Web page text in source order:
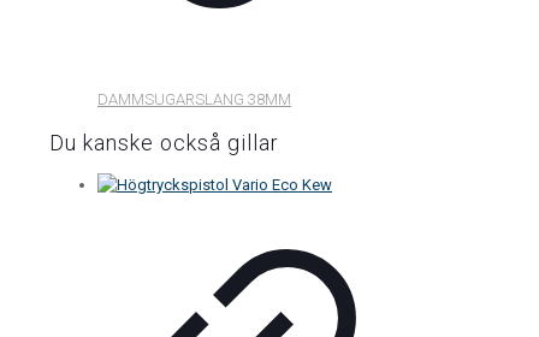
DAMMSUGARSLANG 38MM
Du kanske också gillar